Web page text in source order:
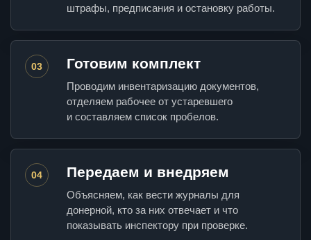
штрафы, предписания и остановку работы.
03 Готовим комплект
Проводим инвентаризацию документов,
отделяем рабочее от устаревшего
и составляем список пробелов.
04 Передаем и внедряем
Объясняем, как вести журналы для
донерной, кто за них отвечает и что
показывать инспектору при проверке.